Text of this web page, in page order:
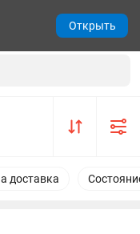
доставка
Открыть